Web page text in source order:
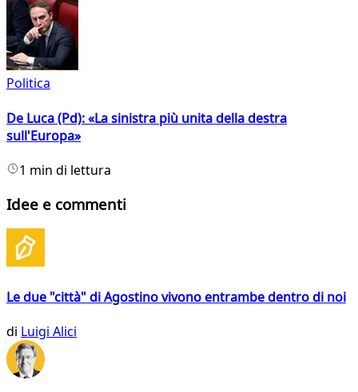
Politica
De Luca (Pd): «La sinistra più unita della destra
sull'Europa»
1 min di lettura
Idee e commenti
Le due "città" di Agostino vivono entrambe dentro di noi
di Luigi Alici